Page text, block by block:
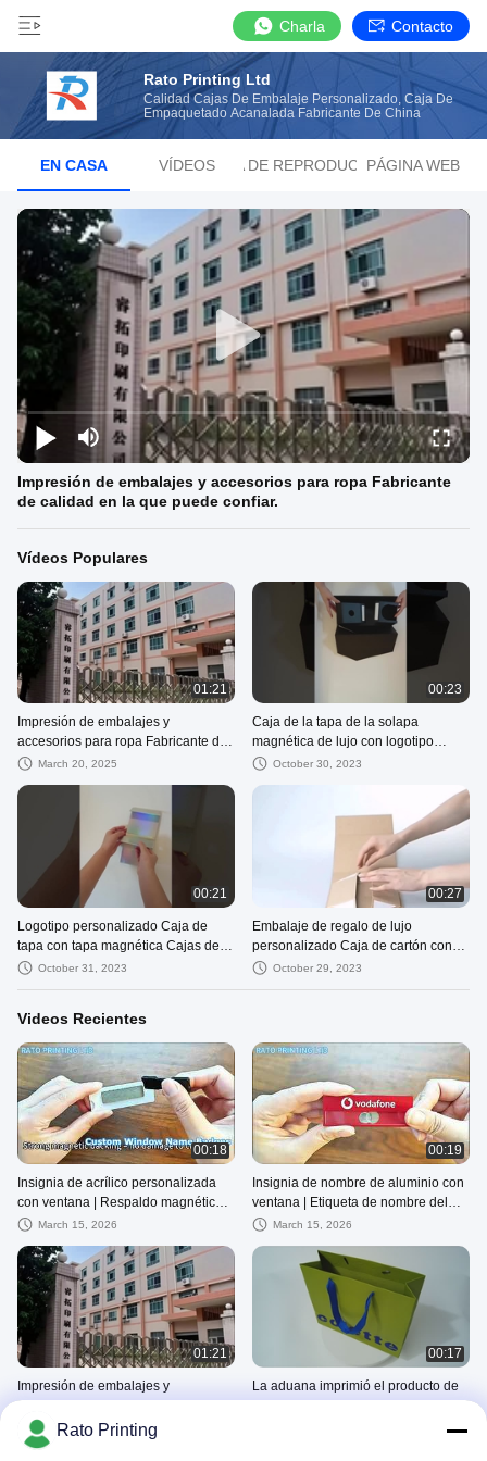
Charla Contacto
Rato Printing Ltd
Calidad Cajas De Embalaje Personalizado, Caja De
Empaquetado Acanalada Fabricante De China
EN CASA VÍDEOSLISTA DE REPRODUCCIÓNPÁGINA WEB
Impresión de embalajes y accesorios para ropa Fabricante
de calidad en la que puede confiar.
Vídeos Populares
01:21
Impresión de embalajes y
accesorios para ropa Fabricante de
calidad en la que puede confiar.
March 20, 2025
00:23
Caja de la tapa de la solapa
magnética de lujo con logotipo
personalizado
October 30, 2023
00:21
Logotipo personalizado Caja de
tapa con tapa magnética Cajas de
regalo de Navidad plegables Cajas
October 31, 2023
00:27
Embalaje de regalo de lujo
personalizado Caja de cartón con
ventana transparente Impresión de
October 29, 2023
Videos Recientes
00:18
Insignia de acrílico personalizada
con ventana | Respaldo magnético |
Insignias de nombre personalizadas
March 15, 2026
00:19
Insignia de nombre de aluminio con
ventana | Etiqueta de nombre del
personal con respaldo magnético
March 15, 2026
01:21
Impresión de embalajes y
accesorios para ropa Fabricante de
calidad en la que puede confiar.
March 20, 2025
00:17
La aduana imprimió el producto de
Rato Printing